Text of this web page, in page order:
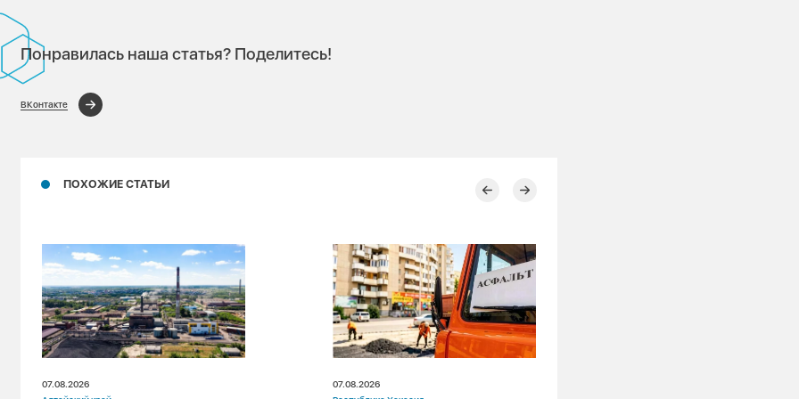
Понравилась наша статья? Поделитесь!
ВКонтакте
ПОХОЖИЕ СТАТЬИ
07.08.2026
07.08.2026